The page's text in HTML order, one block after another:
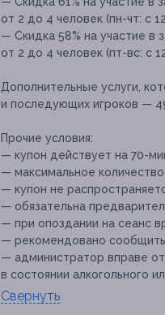
от 2 до 4 человек (пн-чт: с
— Скидка 58% на участие в
от 2 до 4 человек (пт-вс: с
Дополнительные услуги,
и последующих игроков —
Прочие условия:
— купон действует на 70-
— максимальное
— купон не
— обязательна
— при опоздании на сеанс
— рекомендовано сообщить
— администратор вправе
в состоянии алкогольного
Свернуть